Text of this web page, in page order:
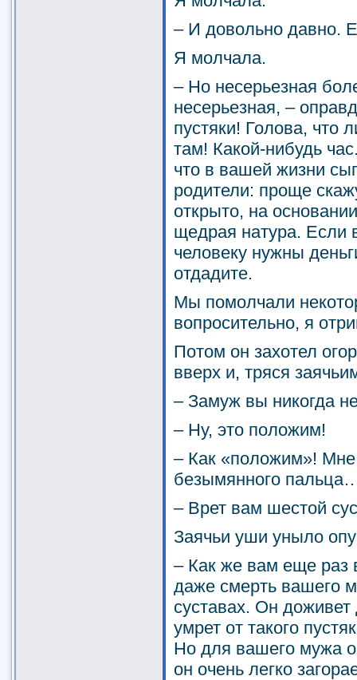
– И довольно давно.
Я молчала.
– Но несерьезная
несерьезная, –
пустяки! Голова, что
там! Какой-нибудь
что в вашей жизни
родители: проще
открыто, на
щедрая натура. Если
человеку нужны
отдадите.
Мы помолчали
вопросительно, я
Потом он захотел
вверх и, тряся
– Замуж вы никогда
– Ну, это положим!
– Как «положим»! Мне
безымянного
– Врет вам шестой
Заячьи уши уныло
– Как же вам еще раз
даже смерть вашего
суставах. Он
умрет от такого
Но для вашего мужа
он очень легко